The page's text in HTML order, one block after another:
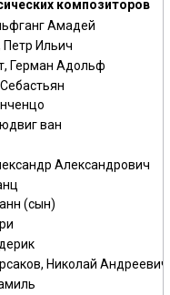
композиторов
Амадей
Петр Ильич
Герман Адольф
ван
Александрович
(сын)
Николай Андреевич